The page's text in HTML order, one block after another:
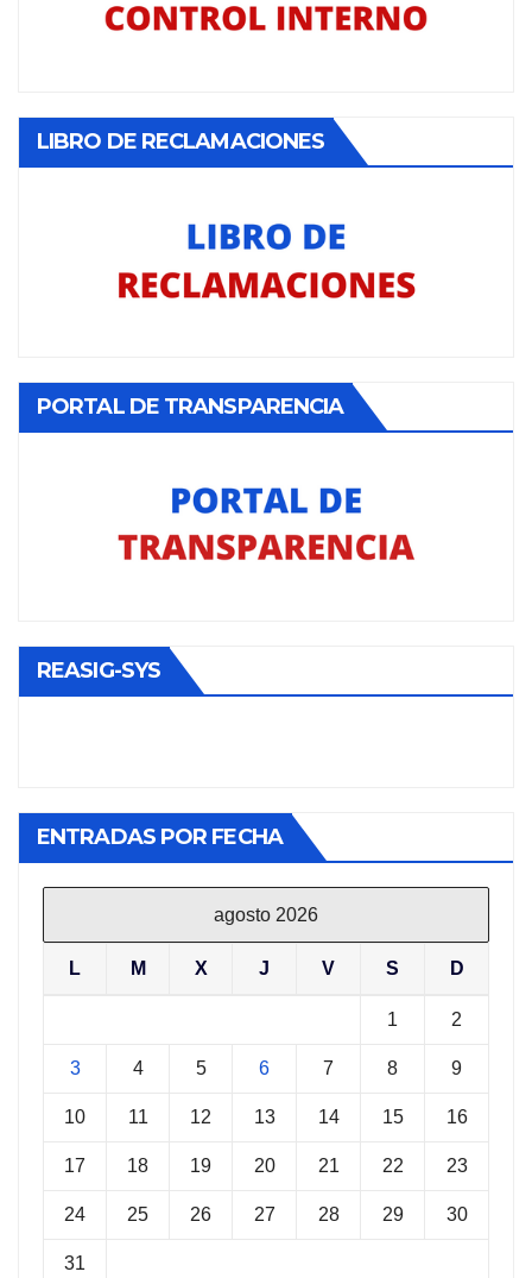
LIBRO DE RECLAMACIONES
PORTAL DE TRANSPARENCIA
REASIG-SYS
ENTRADAS POR FECHA
agosto 2026
L M X J V S D
1 2
3 4 5 6 7 8 9
10 11 12 13 14 15 16
17 18 19 20 21 22 23
24 25 26 27 28 29 30
31